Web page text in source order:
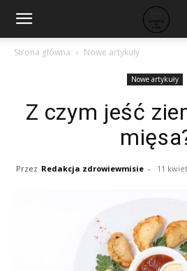
Strona główna Nowe artykuły
Nowe artykuły
Z czym jeść
Przez Redakcja zdrowiewmisie - 11